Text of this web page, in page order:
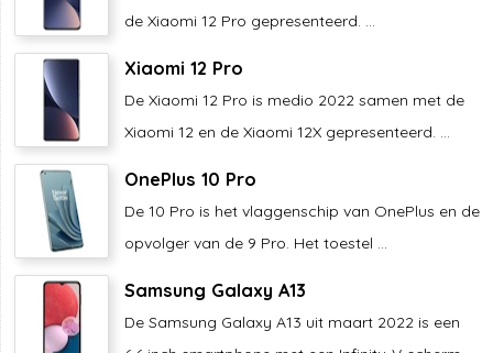
de Xiaomi 12 Pro gepresenteerd. ...
Xiaomi 12 Pro
De Xiaomi 12 Pro is medio 2022 samen met de
Xiaomi 12 en de Xiaomi 12X gepresenteerd. ...
OnePlus 10 Pro
De 10 Pro is het vlaggenschip van OnePlus en de
opvolger van de 9 Pro. Het toestel ...
Samsung Galaxy A13
De Samsung Galaxy A13 uit maart 2022 is een